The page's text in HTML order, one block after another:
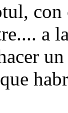
a